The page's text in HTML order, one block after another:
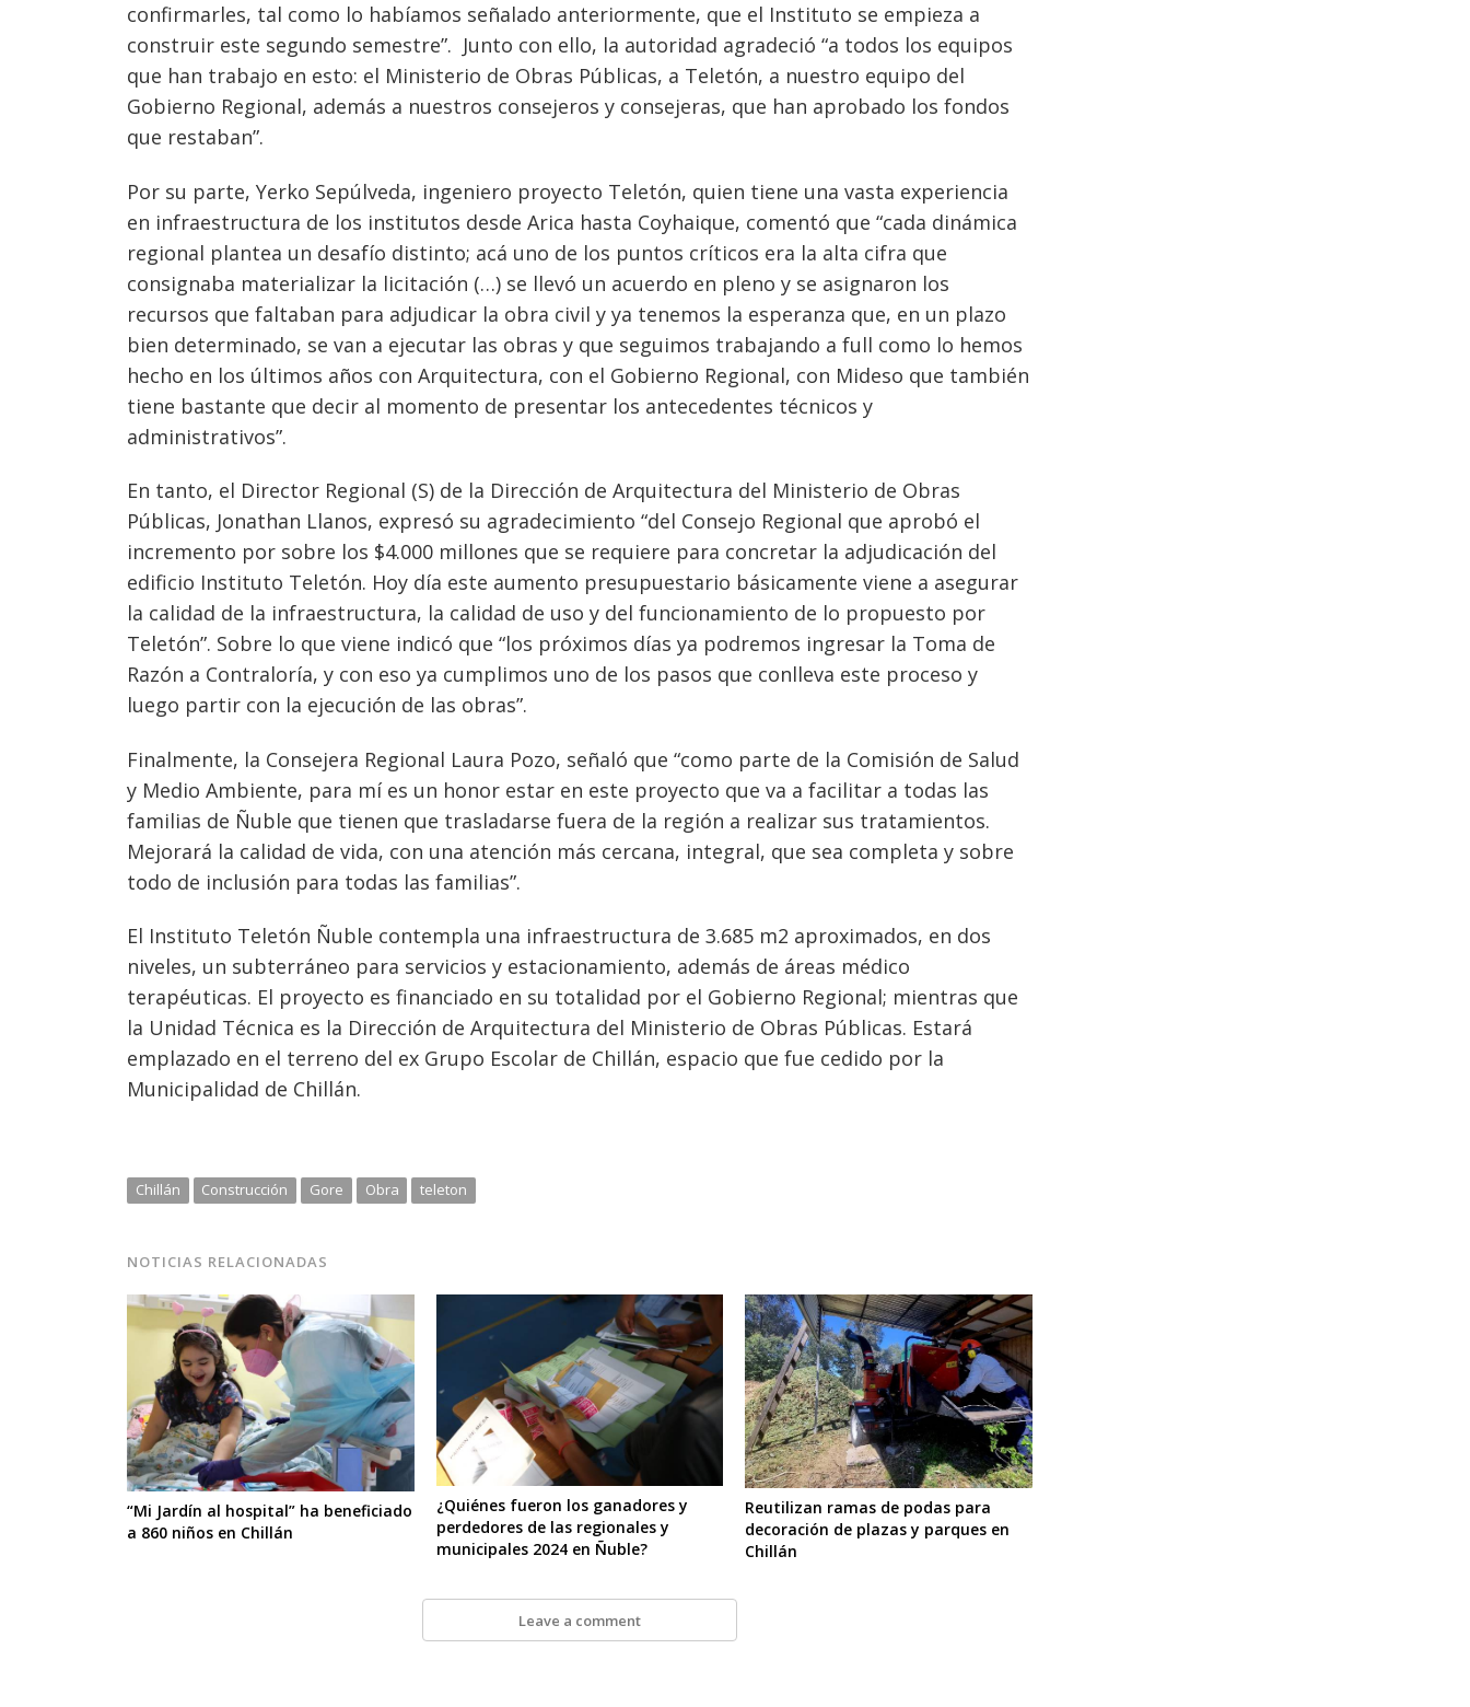
confirmarles, tal como lo habíamos señalado anteriormente, que el Instituto se empieza a
construir este segundo semestre”. Junto con ello, la autoridad agradeció “a todos los equipos
que han trabajo en esto: el Ministerio de Obras Públicas, a Teletón, a nuestro equipo del
Gobierno Regional, además a nuestros consejeros y consejeras, que han aprobado los fondos
que restaban”.
Por su parte, Yerko Sepúlveda, ingeniero proyecto Teletón, quien tiene una vasta experiencia
en infraestructura de los institutos desde Arica hasta Coyhaique, comentó que “cada dinámica
regional plantea un desafío distinto; acá uno de los puntos críticos era la alta cifra que
consignaba materializar la licitación (…) se llevó un acuerdo en pleno y se asignaron los
recursos que faltaban para adjudicar la obra civil y ya tenemos la esperanza que, en un plazo
bien determinado, se van a ejecutar las obras y que seguimos trabajando a full como lo hemos
hecho en los últimos años con Arquitectura, con el Gobierno Regional, con Mideso que también
tiene bastante que decir al momento de presentar los antecedentes técnicos y
administrativos”.
En tanto, el Director Regional (S) de la Dirección de Arquitectura del Ministerio de Obras
Públicas, Jonathan Llanos, expresó su agradecimiento “del Consejo Regional que aprobó el
incremento por sobre los $4.000 millones que se requiere para concretar la adjudicación del
edificio Instituto Teletón. Hoy día este aumento presupuestario básicamente viene a asegurar
la calidad de la infraestructura, la calidad de uso y del funcionamiento de lo propuesto por
Teletón”. Sobre lo que viene indicó que “los próximos días ya podremos ingresar la Toma de
Razón a Contraloría, y con eso ya cumplimos uno de los pasos que conlleva este proceso y
luego partir con la ejecución de las obras”.
Finalmente, la Consejera Regional Laura Pozo, señaló que “como parte de la Comisión de Salud
y Medio Ambiente, para mí es un honor estar en este proyecto que va a facilitar a todas las
familias de Ñuble que tienen que trasladarse fuera de la región a realizar sus tratamientos.
Mejorará la calidad de vida, con una atención más cercana, integral, que sea completa y sobre
todo de inclusión para todas las familias”.
El Instituto Teletón Ñuble contempla una infraestructura de 3.685 m2 aproximados, en dos
niveles, un subterráneo para servicios y estacionamiento, además de áreas médico
terapéuticas. El proyecto es financiado en su totalidad por el Gobierno Regional; mientras que
la Unidad Técnica es la Dirección de Arquitectura del Ministerio de Obras Públicas. Estará
emplazado en el terreno del ex Grupo Escolar de Chillán, espacio que fue cedido por la
Municipalidad de Chillán.
Chillán Construcción Gore Obra teleton
NOTICIAS RELACIONADAS
“Mi Jardín al hospital” ha beneficiado
a 860 niños en Chillán
¿Quiénes fueron los ganadores y
perdedores de las regionales y
municipales 2024 en Ñuble?
Reutilizan ramas de podas para
decoración de plazas y parques en
Chillán
Leave a comment
Navegación